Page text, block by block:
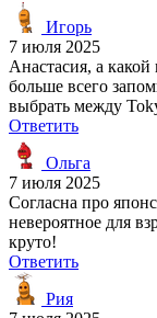
Игорь
7 июля 2025
Анастасия, а
больше всего
выбрать между
Ответить
Ольга
7 июля 2025
Согласна про
невероятное для
круто!
Ответить
Рия